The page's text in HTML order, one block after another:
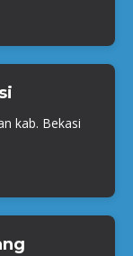
kab. Bekasi